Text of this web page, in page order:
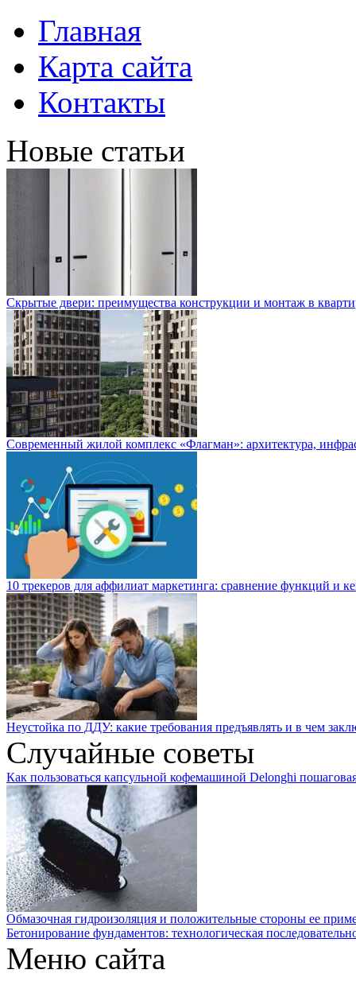
Главная
Карта сайта
Контакты
Новые статьи
Скрытые двери: преимущества конструкции и монтаж в
Современный жилой комплекс «Флагман»: архитектура,
10 трекеров для аффилиат маркетинга: сравнение функций и
Неустойка по ДДУ: какие требования предъявлять и в чем
Случайные советы
Как пользоваться капсульной кофемашиной Delonghi
Обмазочная гидроизоляция и положительные стороны ее
Бетонирование фундаментов: технологическая
Меню сайта